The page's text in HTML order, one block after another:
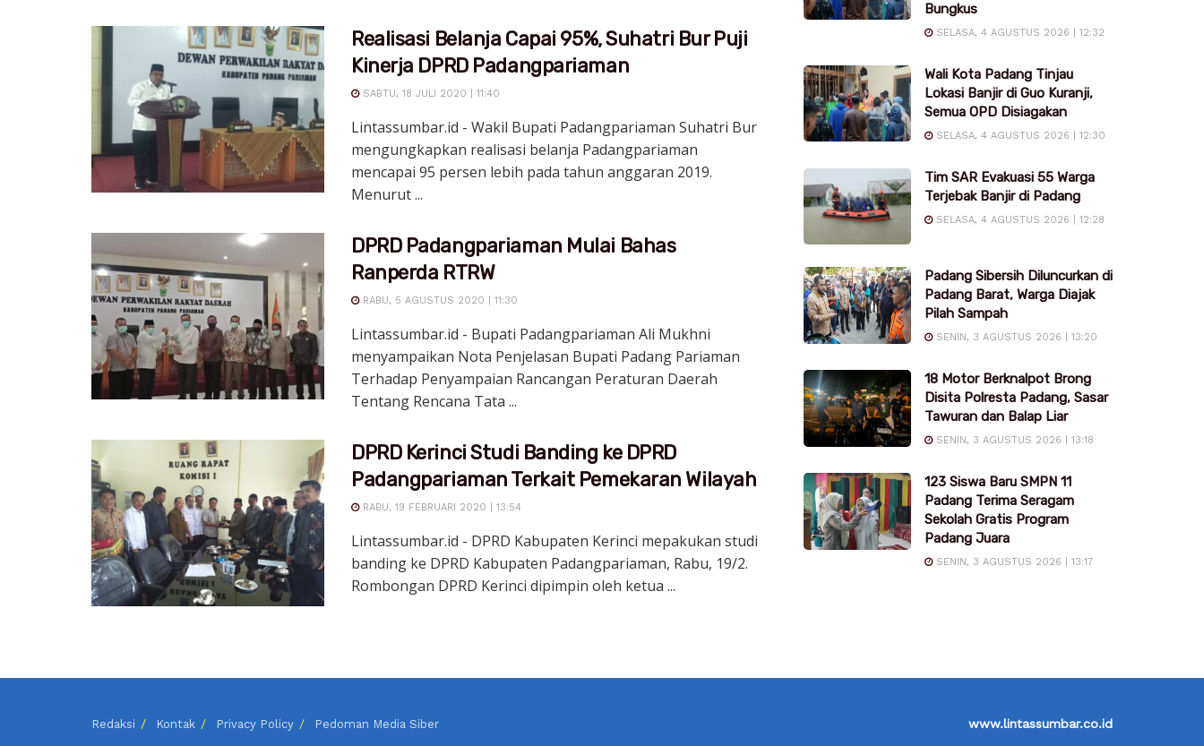
Realisasi Belanja Capai 95%, Suhatri Bur Puji
Kinerja DPRD Padangpariaman
SABTU, 18 JULI 2020 | 11:40
Lintassumbar.id - Wakil Bupati Padangpariaman Suhatri Bur
mengungkapkan realisasi belanja Padangpariaman
mencapai 95 persen lebih pada tahun anggaran 2019.
Menurut ...
DPRD Padangpariaman Mulai Bahas
Ranperda RTRW
RABU, 5 AGUSTUS 2020 | 11:30
Lintassumbar.id - Bupati Padangpariaman Ali Mukhni
menyampaikan Nota Penjelasan Bupati Padang Pariaman
Terhadap Penyampaian Rancangan Peraturan Daerah
Tentang Rencana Tata ...
DPRD Kerinci Studi Banding ke DPRD
Padangpariaman Terkait Pemekaran Wilayah
RABU, 19 FEBRUARI 2020 | 13:54
Lintassumbar.id - DPRD Kabupaten Kerinci mepakukan studi
banding ke DPRD Kabupaten Padangpariaman, Rabu, 19/2.
Rombongan DPRD Kerinci dipimpin oleh ketua ...
Bungkus
SELASA, 4 AGUSTUS 2026 | 12:32
Wali Kota Padang Tinjau
Lokasi Banjir di Guo Kuranji,
Semua OPD Disiagakan
SELASA, 4 AGUSTUS 2026 | 12:30
Tim SAR Evakuasi 55 Warga
Terjebak Banjir di Padang
SELASA, 4 AGUSTUS 2026 | 12:28
Padang Sibersih Diluncurkan di
Padang Barat, Warga Diajak
Pilah Sampah
SENIN, 3 AGUSTUS 2026 | 13:20
18 Motor Berknalpot Brong
Disita Polresta Padang, Sasar
Tawuran dan Balap Liar
SENIN, 3 AGUSTUS 2026 | 13:18
123 Siswa Baru SMPN 11
Padang Terima Seragam
Sekolah Gratis Program
Padang Juara
SENIN, 3 AGUSTUS 2026 | 13:17
Redaksi Kontak Privacy Policy Pedoman Media Siber www.lintassumbar.co.id